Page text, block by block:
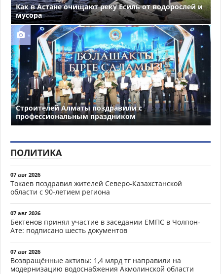
Как в Астане очищают реку Есиль от водорослей и
мусора
Строителей Алматы поздравили с
профессиональным праздником
ПОЛИТИКА
07 авг 2026
Токаев поздравил жителей Северо-Казахстанской
области с 90-летием региона
07 авг 2026
Бектенов принял участие в заседании ЕМПС в Чолпон-
Ате: подписано шесть документов
07 авг 2026
Возвращённые активы: 1,4 млрд тг направили на
модернизацию водоснабжения Акмолинской области